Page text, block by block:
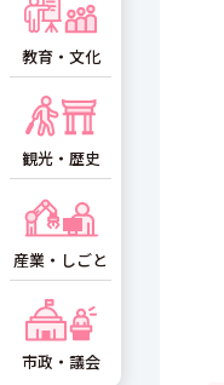
教育・文化
観光・歴史
産業・しごと
市政・議会